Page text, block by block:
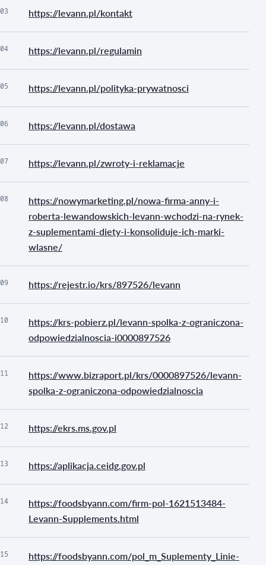
03 https://levann.pl/kontakt
04 https://levann.pl/regulamin
05 https://levann.pl/polityka-prywatnosci
06 https://levann.pl/dostawa
07 https://levann.pl/zwroty-i-reklamacje
08
https://nowymarketing.pl/nowa-firma-anny-i-
roberta-lewandowskich-levann-wchodzi-na-rynek-
z-suplementami-diety-i-konsoliduje-ich-marki-
wlasne/
09 https://rejestr.io/krs/897526/levann
10
https://krs-pobierz.pl/levann-spolka-z-ograniczona-
odpowiedzialnoscia-i0000897526
11
https://www.bizraport.pl/krs/0000897526/levann-
spolka-z-ograniczona-odpowiedzialnoscia
12 https://ekrs.ms.gov.pl
13 https://aplikacja.ceidg.gov.pl
14
https://foodsbyann.com/firm-pol-1621513484-
Levann-Supplements.html
15
https://foodsbyann.com/pol_m_Suplementy_Linie-